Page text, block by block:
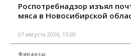
Роспотребнадзор изъял
мяса в Новосибирской
07 августа 2026, 15:00
Финансы